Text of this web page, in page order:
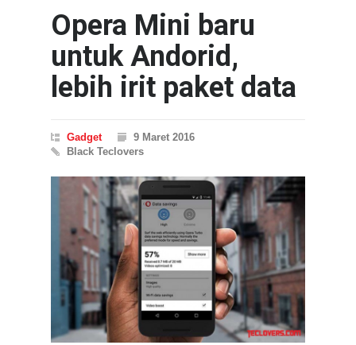
Opera Mini baru
untuk Andorid,
lebih irit paket data
Gadget
9 Maret 2016
Black Teclovers